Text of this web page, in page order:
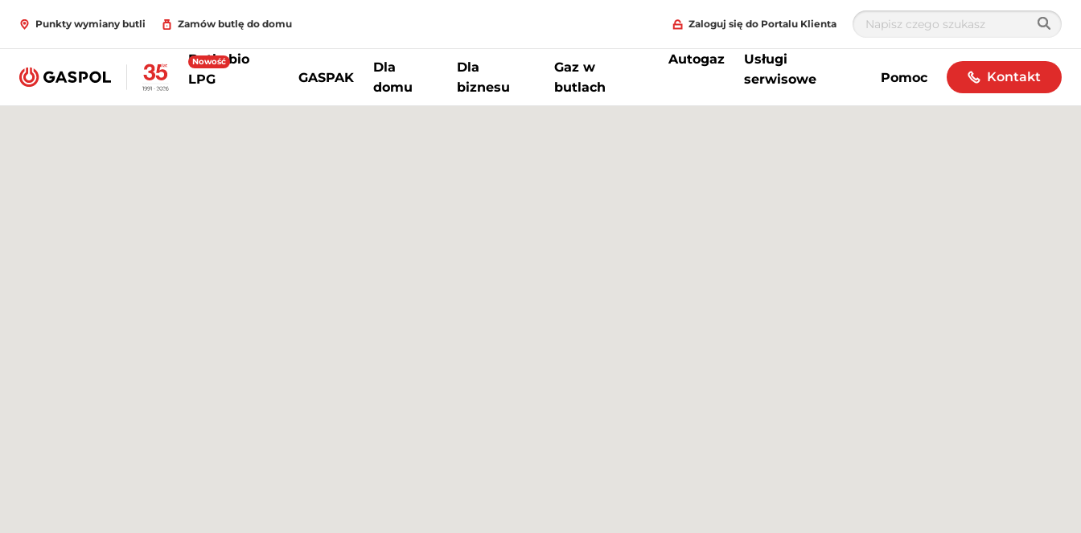
Punkty wymiany butli Zamów butlę do domu Zaloguj się do Portalu Klienta
Butle bio
LPG
Nowość
GASPAK
Dla
domu
Dla
biznesu
Gaz w
butlach
Autogaz
Usługi
serwisowe
Pomoc Kontakt